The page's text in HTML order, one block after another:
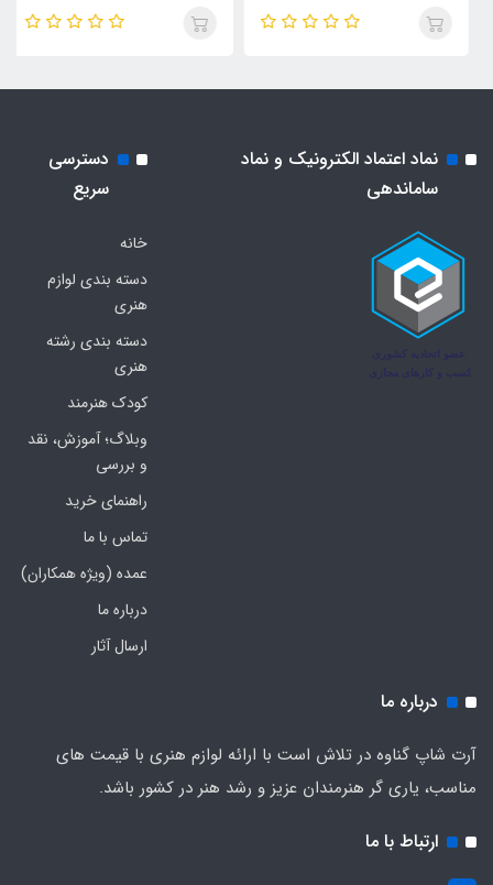
نماد اعتماد الکترونیک و نماد
ساماندهی
دسترسی
سریع
خانه
دسته بندی لوازم
هنری
دسته بندی رشته
هنری
کودک هنرمند
وبلاگ؛ آموزش، نقد
و بررسی
راهنمای خرید
تماس با ما
عمده (ویژه همکاران)
درباره ما
ارسال آثار
درباره ما
آرت شاپ گناوه در تلاش است با ارائه لوازم هنری با قیمت های
مناسب، یاری گر هنرمندان عزیز و رشد هنر در کشور باشد.
ارتباط با ما